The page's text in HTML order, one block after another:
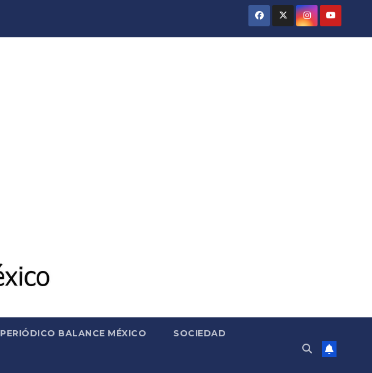
PERIÓDICO BALANCE MÉXICO SOCIEDAD